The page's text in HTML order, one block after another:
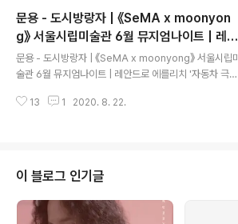
다. 작품 속에서 우리는 아사달이자 아사녀가 되어 상대를
바라볼 수 있습니다. ‘작가가 작품의 절반을 만들면 나머지
반은 관객 해석의 몫’이라고 작가는 말합니다. 피아노 연주
로 작품 절반의 공간을 채우려 합니다. 저는 호수 아래에서
아사달의 관점으로 감상해주시길 바랍니다. ..
문용 - 도시방랑자 | 《SeMA x moonyon
g》 서울시립미술관 6월 뮤지엄나이트 | 레안
드로 에를리치 '자동차 극장'
문용 - 도시방랑자 | 《SeMA x moonyong》 서울시립미
술관 6월 뮤지엄나이트 | 레안드로 에를리치 '자동차 극장'
에를리치(Leandro Erlich)의 '자동차 극장' 앞에서 《Se
간들이 극장에 모여 영화를 관람하는 것과 비슷한 모습입
니다. 영화관람이란 결국 인간사 구경이 아닐까 생각이 듭
니다. 영화 속 기승전결 따라 갈등 겪고 해결해가는 과정,
우리는 그 방랑을 감상하고 있습니다. 문용 유튜브 채널 구
13 1 2020. 8. 22.
이 블로그 인기글